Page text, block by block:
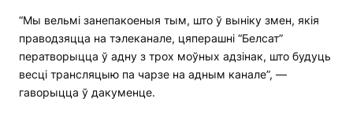
“Мы вельмі занепакоеныя тым, што ў выніку змен, якія
праводзяцца на тэлеканале, цяперашні “Белсат”
ператворыцца ў адну з трох моўных адзінак, што будуць
весці трансляцыю па чарзе на адным канале”, —
гаворыцца ў дакуменце.